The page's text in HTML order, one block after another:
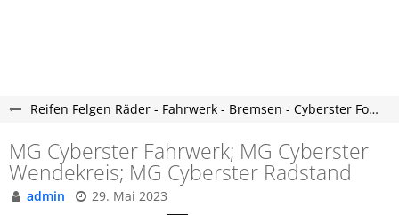
Reifen Felgen Räder - Fahrwerk - Bremsen - Cyberster Forum
MG Cyberster Fahrwerk; MG Cyberster
Wendekreis; MG Cyberster Radstand
admin
29. Mai 2023